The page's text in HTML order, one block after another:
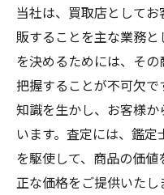
当社は、買取店として
販することを主な業務
を決めるためには、そ
把握することが不可欠
知識を生かし、お客様
います。査定には、鑑
を駆使して、商品の価
正な価格をご提供いた